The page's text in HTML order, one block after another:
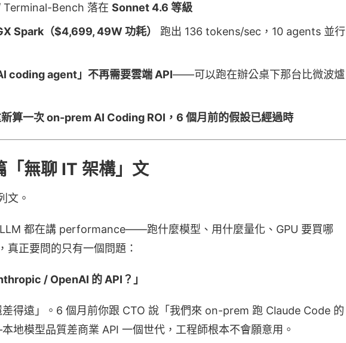
Terminal-Bench 落在 Sonnet 4.6 等級
Spark（$4,699, 49W 功耗）
跑出 136 tokens/sec，10 agents 並行
coding agent」不再需要雲端 API——可以跑在辦公桌下那台比微波爐
算一次 on-prem AI Coding ROI，6 個月前的假設已經過時
「無聊 IT 架構」文
文。
都在講 performance——跑什麼模型、用什麼量化、GPU 要買哪
真正要問的只有一個問題：
/ OpenAI 的 API？」
得遠」。6 個月前你跟 CTO 說「我們來 on-prem 跑 Claude Code 的
地模型品質差商業 API 一個世代，工程師根本不會願意用。